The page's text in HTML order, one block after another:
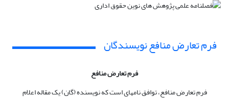
فرم تعارض منافع نویسندگان
فرم تعارض منافع
فرم تعارض منافع، توافق نامه‏ای است که نویسنده (گان) یک مقاله اعلام